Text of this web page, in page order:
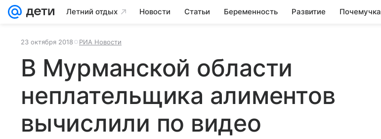
Летний отдых Новости Статьи Беременность Развитие Почемучка
23 октября 2018 РИА Новости
В Мурманской области
неплательщика алиментов
вычислили по видео